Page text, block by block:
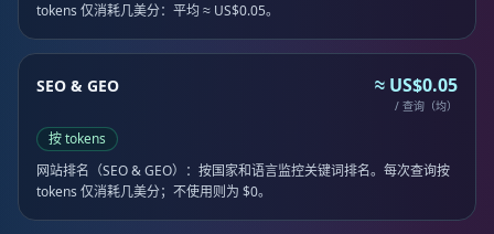
tokens 仅消耗几美分：平均 ≈ US$0.05。
SEO & GEO ≈ US$0.05
/ 查询（均）
按 tokens
网站排名（SEO & GEO）：按国家和语言监控关键词排名。每次查询按
tokens 仅消耗几美分；不使用则为 $0。